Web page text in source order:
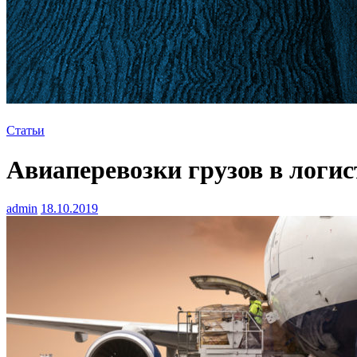
Статьи
Авиаперевозки грузов в
admin 18.10.2019